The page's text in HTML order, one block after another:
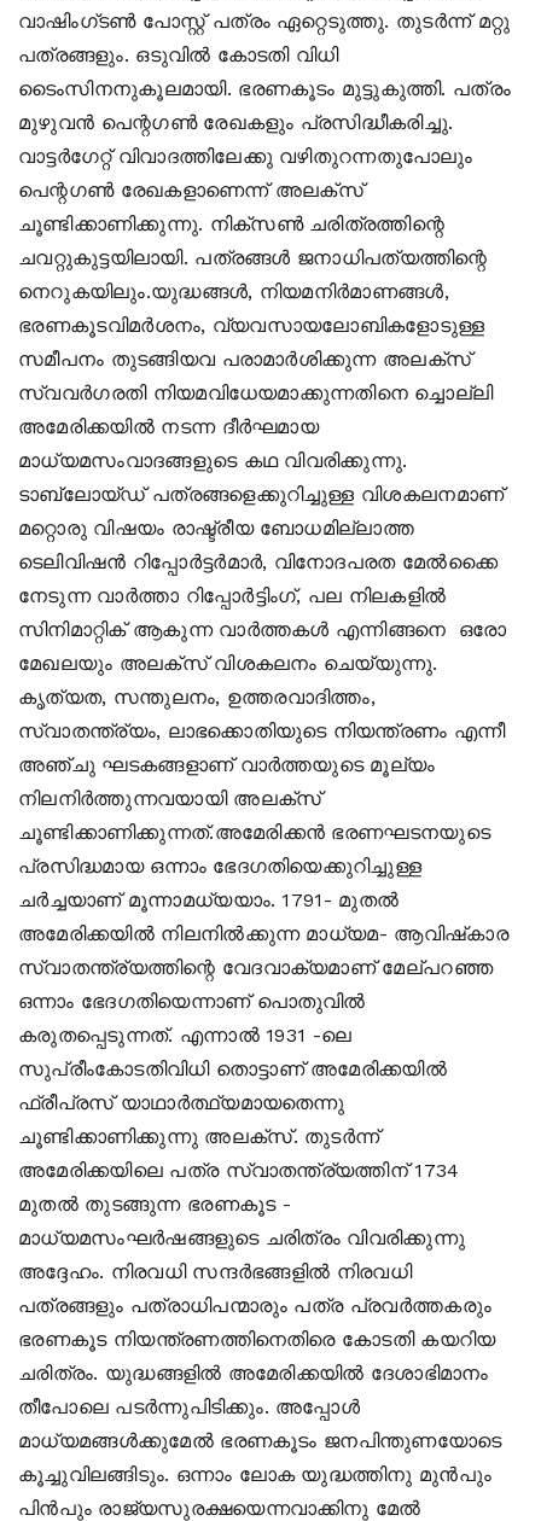
വാഷിംഗ്ടണ്‍ പോസ്റ്റ് പത്രം ഏറ്റെടുത്തു. തുടര്‍ന്ന് മറ്റു
പത്രങ്ങളും. ഒടുവില്‍ കോടതി വിധി
ടൈംസിനനുകൂലമായി. ഭരണകൂടം മുട്ടുകുത്തി. പത്രം
മുഴുവന്‍ പെന്റഗണ്‍ രേഖകളും പ്രസിദ്ധീകരിച്ചു.
വാട്ടര്‍ഗേറ്റ് വിവാദത്തിലേക്കു വഴിതുറന്നതുപോലും
പെന്റഗണ്‍ രേഖകളാണെന്ന് അലക്‌സ്
ചൂണ്ടിക്കാണിക്കുന്നു. നിക്‌സണ്‍ ചരിത്രത്തിന്റെ
ചവറ്റുകുട്ടയിലായി. പത്രങ്ങള്‍ ജനാധിപത്യത്തിന്റെ
നെറുകയിലും.യുദ്ധങ്ങള്‍, നിയമനിര്‍മാണങ്ങള്‍,
ഭരണകൂടവിമര്‍ശനം, വ്യവസായലോബികളോടുള്ള
സമീപനം തുടങ്ങിയവ പരാമാര്‍ശിക്കുന്ന അലക്‌സ്
സ്വവര്‍ഗരതി നിയമവിധേയമാക്കുന്നതിനെ ച്ചൊല്ലി
അമേരിക്കയില്‍ നടന്ന ദീര്‍ഘമായ
മാധ്യമസംവാദങ്ങളുടെ കഥ വിവരിക്കുന്നു.
ടാബ്ലോയ്ഡ് പത്രങ്ങളെക്കുറിച്ചുള്ള വിശകലനമാണ്
മറ്റൊരു വിഷയം രാഷ്ട്രീയ ബോധമില്ലാത്ത
ടെലിവിഷന്‍ റിപ്പോര്‍ട്ടര്‍മാര്‍, വിനോദപരത മേല്‍ക്കൈ
നേടുന്ന വാര്‍ത്താ റിപ്പോര്‍ട്ടിംഗ്, പല നിലകളില്‍
സിനിമാറ്റിക് ആകുന്ന വാര്‍ത്തകള്‍ എന്നിങ്ങനെ ഒരോ
മേഖലയും അലക്‌സ് വിശകലനം ചെയ്യുന്നു.
കൃത്യത, സന്തുലനം, ഉത്തരവാദിത്തം,
സ്വാതന്ത്ര്യം, ലാഭക്കൊതിയുടെ നിയന്ത്രണം എന്നീ
അഞ്ചു ഘടകങ്ങളാണ് വാര്‍ത്തയുടെ മൂല്യം
നിലനിര്‍ത്തുന്നവയായി അലക്‌സ്
ചൂണ്ടിക്കാണിക്കുന്നത്.അമേരിക്കന്‍ ഭരണഘടനയുടെ
പ്രസിദ്ധമായ ഒന്നാം ഭേദഗതിയെക്കുറിച്ചുള്ള
ചര്‍ച്ചയാണ് മൂന്നാമധ്യയാം. 1791- മുതല്‍
അമേരിക്കയില്‍ നിലനില്‍ക്കുന്ന മാധ്യമ- ആവിഷ്‌കാര
സ്വാതന്ത്ര്യത്തിന്റെ വേദവാക്യമാണ് മേല്പറഞ്ഞ
ഒന്നാം ഭേദഗതിയെന്നാണ് പൊതുവില്‍
കരുതപ്പെടുന്നത്. എന്നാല്‍ 1931 -ലെ
സുപ്രീംകോടതിവിധി തൊട്ടാണ് അമേരിക്കയില്‍
ഫ്രീപ്രസ് യാഥാര്‍ത്ഥ്യമായതെന്നു
ചൂണ്ടിക്കാണിക്കുന്നു അലക്‌സ്. തുടര്‍ന്ന്
അമേരിക്കയിലെ പത്ര സ്വാതന്ത്ര്യത്തിന് 1734
മുതല്‍ തുടങ്ങുന്ന ഭരണകൂട -
മാധ്യമസംഘര്‍ഷങ്ങളുടെ ചരിത്രം വിവരിക്കുന്നു
അദ്ദേഹം. നിരവധി സന്ദര്‍ഭങ്ങളില്‍ നിരവധി
പത്രങ്ങളും പത്രാധിപന്മാരും പത്ര പ്രവര്‍ത്തകരും
ഭരണകൂട നിയന്ത്രണത്തിനെതിരെ കോടതി കയറിയ
ചരിത്രം. യുദ്ധങ്ങളില്‍ അമേരിക്കയില്‍ ദേശാഭിമാനം
തീപോലെ പടര്‍ന്നുപിടിക്കും. അപ്പോള്‍
മാധ്യമങ്ങള്‍ക്കുമേല്‍ ഭരണകൂടം ജനപിന്തുണയോടെ
കൂച്ചുവിലങ്ങിടും. ഒന്നാം ലോക യുദ്ധത്തിനു മുന്‍പും
പിന്‍പും രാജ്യസുരക്ഷയെന്നവാക്കിനു മേല്‍